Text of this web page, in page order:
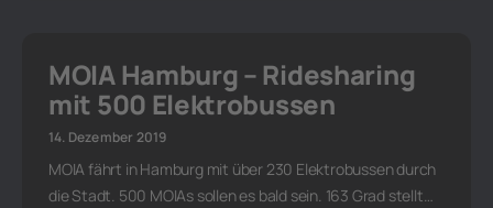
MOIA Hamburg – Ridesharing
mit 500 Elektrobussen
14. Dezember 2019
MOIA fährt in Hamburg mit über 230 Elektrobussen durch
die Stadt. 500 MOIAs sollen es bald sein. 163 Grad stellt…